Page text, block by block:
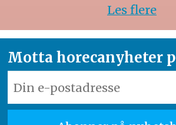
Les flere
Motta horecanyheter